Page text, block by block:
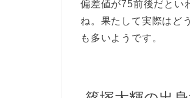
偏差値が75前後だとい
ね。果たして実際はど
も多いようです。